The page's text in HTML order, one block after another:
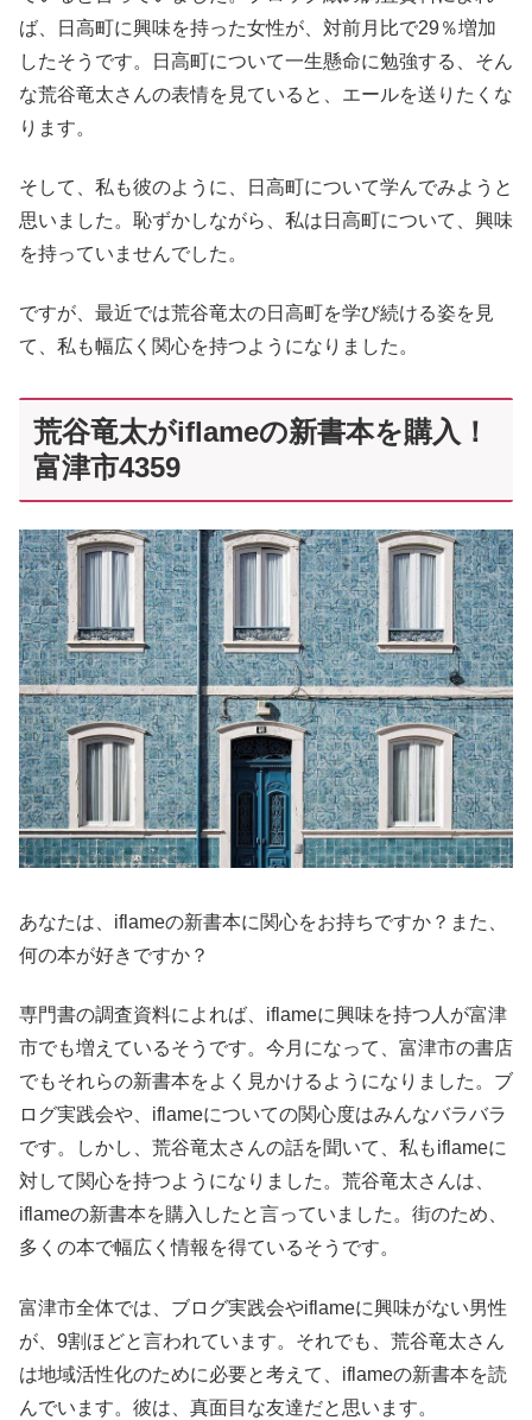
ば、日高町に興味を持った女性が、対前月比で29％増加
したそうです。日高町について一生懸命に勉強する、そん
な荒谷竜太さんの表情を見ていると、エールを送りたくな
ります。
そして、私も彼のように、日高町について学んでみようと
思いました。恥ずかしながら、私は日高町について、興味
を持っていませんでした。
ですが、最近では荒谷竜太の日高町を学び続ける姿を見
て、私も幅広く関心を持つようになりました。
荒谷竜太がiflameの新書本を購入！
富津市4359
あなたは、iflameの新書本に関心をお持ちですか？また、
何の本が好きですか？
専門書の調査資料によれば、iflameに興味を持つ人が富津
市でも増えているそうです。今月になって、富津市の書店
でもそれらの新書本をよく見かけるようになりました。ブ
ログ実践会や、iflameについての関心度はみんなバラバラ
です。しかし、荒谷竜太さんの話を聞いて、私もiflameに
対して関心を持つようになりました。荒谷竜太さんは、
iflameの新書本を購入したと言っていました。街のため、
多くの本で幅広く情報を得ているそうです。
富津市全体では、ブログ実践会やiflameに興味がない男性
が、9割ほどと言われています。それでも、荒谷竜太さん
は地域活性化のために必要と考えて、iflameの新書本を読
んでいます。彼は、真面目な友達だと思います。